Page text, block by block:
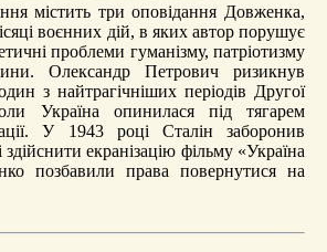
містить три оповідання Довженка,
воєнних дій, в яких автор порушує
проблеми гуманізму, патріотизму
Олександр Петрович ризикнув
з найтрагічніших періодів Другої
Україна опинилася під тягарем
У 1943 році Сталін заборонив
здійснити екранізацію фільму «Україна
позбавили права повернутися на